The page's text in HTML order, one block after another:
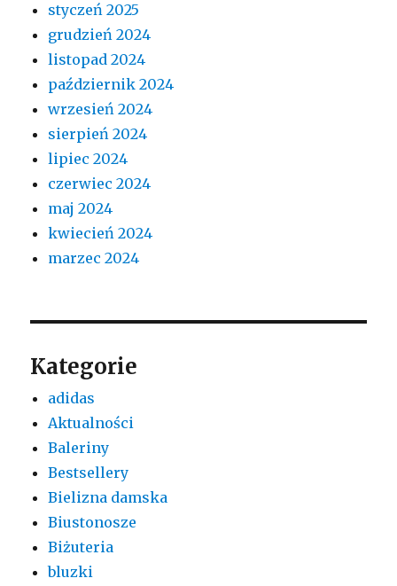
styczeń 2025
grudzień 2024
listopad 2024
październik 2024
wrzesień 2024
sierpień 2024
lipiec 2024
czerwiec 2024
maj 2024
kwiecień 2024
marzec 2024
Kategorie
adidas
Aktualności
Baleriny
Bestsellery
Bielizna damska
Biustonosze
Biżuteria
bluzki